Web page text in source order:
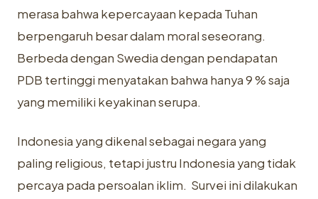
merasa bahwa kepercayaan kepada Tuhan
berpengaruh besar dalam moral seseorang.
Berbeda dengan Swedia dengan pendapatan
PDB tertinggi menyatakan bahwa hanya 9 % saja
yang memiliki keyakinan serupa.
Indonesia yang dikenal sebagai negara yang
paling religious, tetapi justru Indonesia yang tidak
percaya pada persoalan iklim. Survei ini dilakukan